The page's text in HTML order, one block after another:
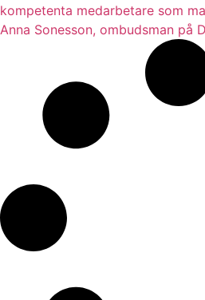
kompetenta medarbetare som
Anna Sonesson, ombudsman på